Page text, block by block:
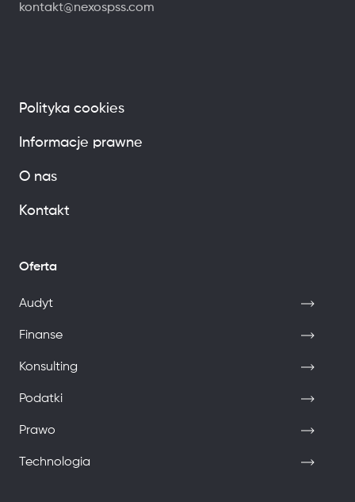
kontakt@nexospss.com
Polityka cookies
Informacje prawne
O nas
Kontakt
Oferta
Audyt
Finanse
Konsulting
Podatki
Prawo
Technologia